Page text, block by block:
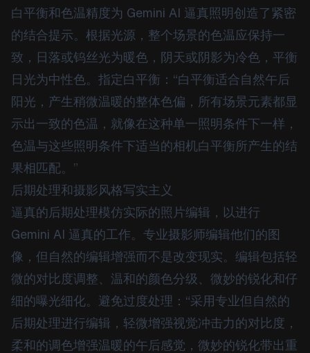
白平衡和色温精度为 Gemini AI 逼真照明创造了紧密
的结合提示。根据光源，整个场景的色温应保持一
致，日落或钨丝光为暖色，阴天或阴影为冷色，平衡
日光为中性色。指定白平衡：“白平衡适合自然午后
阳光，产生稍微温暖的整体色偏，所有场景元素都显
示出一致的色温，就像在这种单一照明条件下一样，
色温与这些照明条件下适当的相机白平衡所产生的结
果相匹配。”
后期处理和摄影风格写实主义
逼真的后期处理模仿实际的照片编辑，以进行
Gemini AI 逼真的工作。专业摄影师编辑他们的图
像，但自然的编辑增强而不是改变现实。编辑包括轻
微的对比度调整、温和的颜色分级、微妙的锐化和仔
细的曝光细化。避免过度处理：“采用专业但自然的
后期处理进行编辑，轻微增强视觉冲击力的对比度，
柔和的调色增强温暖的午后感觉，微妙的锐化带出重